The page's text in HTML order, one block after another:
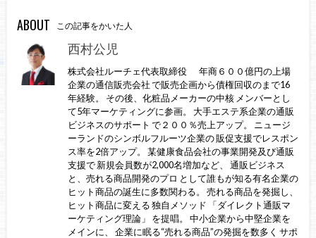
ABOUT この記事をかいた人
西村公児
株式会社ルーチェ代表取締役 年商６００億円の上場
企業の通信販売会社 で販売企画から債権回収のまで16
年経験。 その後、化粧品メーカーの中核 メンバーとし
て5年マーケティングに参画。 大手エステ系企業の通販
ビジネスのサポート で２００％売上アップ。 ニュージ
ーランドのシンボルフルーツ企業の 販促支援でレスポン
ス率を2倍アップ。 某健康食品会社の事業開発及び通販
支援で 新規会員数が2,000名増加など、 通販ビジネス
と、売れる商品開発のプロ として誰もが知る有名企業の
ヒット商品の誕生に多数関わる。 売れる商品を発掘し、
ヒット商品に変える 独自メソッド 「ダイレクト通販マ
ーケティング理論」 を提唱。 中小企業から中堅企業を
メインに、 企業に眠る“売れる商品”の発掘を数多く サポ